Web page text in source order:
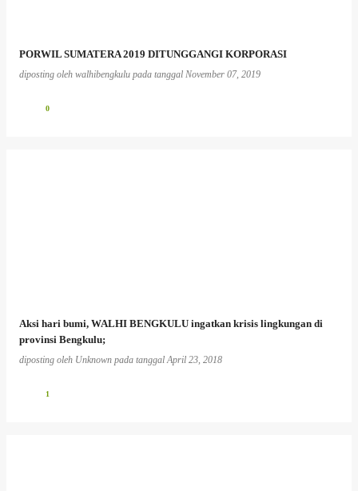
PORWIL SUMATERA 2019 DITUNGGANGI KORPORASI
diposting oleh walhibengkulu pada tanggal November 07, 2019
0
Aksi hari bumi, WALHI BENGKULU ingatkan krisis lingkungan di
provinsi Bengkulu;
diposting oleh Unknown pada tanggalApril 23, 2018
1